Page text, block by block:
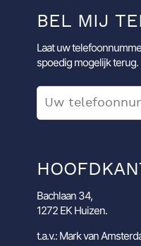
BEL MIJ
Laat uw
spoedig mogelijk terug.
Bachlaan 34,
1272 EK Huizen.
t.a.v.: Mark van